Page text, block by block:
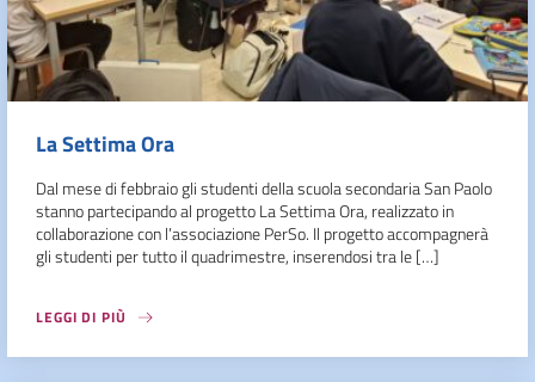
La Settima Ora
Dal mese di febbraio gli studenti della scuola secondaria San Paolo
stanno partecipando al progetto La Settima Ora, realizzato in
collaborazione con l’associazione PerSo. Il progetto accompagnerà
gli studenti per tutto il quadrimestre, inserendosi tra le […]
LEGGI DI PIÙ